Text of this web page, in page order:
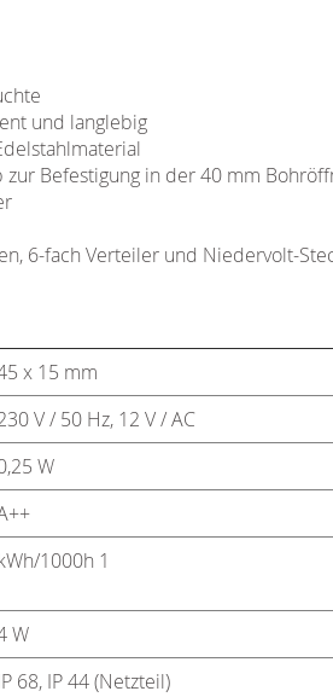
und langlebig
Befestigung in der 40 mm
6-fach Verteiler und Niedervolt-
x 15 mm
V / 50 Hz, 12 V / AC
W
1000h 1
W
68, IP 44 (Netzteil)